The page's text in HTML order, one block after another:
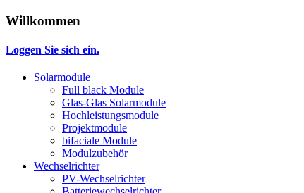
Willkommen
Loggen Sie sich ein.
Solarmodule
Full black Module
Glas-Glas Solarmodule
Hochleistungsmodule
Projektmodule
bifaciale Module
Modulzubehör
Wechselrichter
PV-Wechselrichter